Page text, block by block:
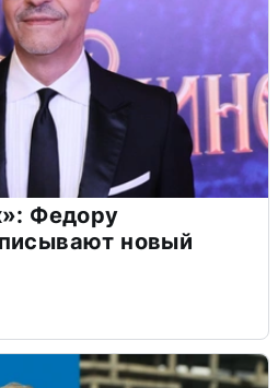
Федору
новый